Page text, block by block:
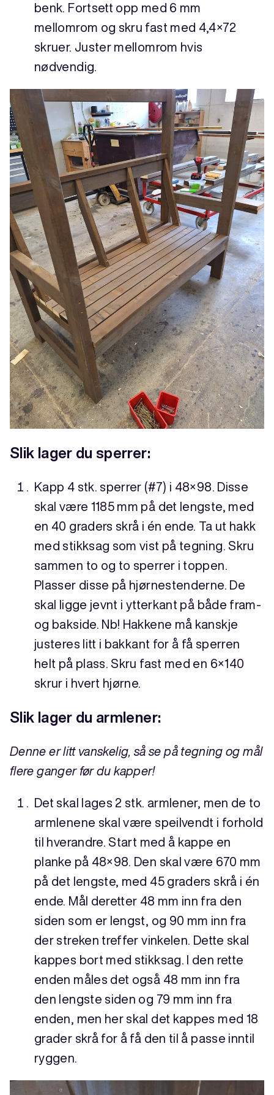
benk. Fortsett opp med 6 mm
mellomrom og skru fast med 4,4×72
skruer. Juster mellomrom hvis
nødvendig.
Slik lager du sperrer:
Kapp 4 stk. sperrer (#7) i 48×98. Disse
skal være 1185 mm på det lengste, med
en 40 graders skrå i én ende. Ta ut hakk
med stikksag som vist på tegning. Skru
sammen to og to sperrer i toppen.
Plasser disse på hjørnestenderne. De
skal ligge jevnt i ytterkant på både fram-
og bakside. Nb! Hakkene må kanskje
justeres litt i bakkant for å få sperren
helt på plass. Skru fast med en 6×140
skrur i hvert hjørne.
Slik lager du armlener:
Denne er litt vanskelig, så se på tegning og mål
flere ganger før du kapper!
Det skal lages 2 stk. armlener, men de to
armlenene skal være speilvendt i forhold
til hverandre. Start med å kappe en
planke på 48×98. Den skal være 670 mm
på det lengste, med 45 graders skrå i én
ende. Mål deretter 48 mm inn fra den
siden som er lengst, og 90 mm inn fra
der streken treffer vinkelen. Dette skal
kappes bort med stikksag. I den rette
enden måles det også 48 mm inn fra
den lengste siden og 79 mm inn fra
enden, men her skal det kappes med 18
grader skrå for å få den til å passe inntil
ryggen.